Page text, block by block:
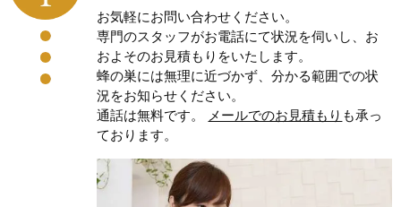
お気軽にお問い合わせください。
専門のスタッフがお電話にて状況を伺いし、お
およそのお見積もりをいたします。
蜂の巣には無理に近づかず、分かる範囲での状
況をお知らせください。
通話は無料です。
メールでのお見積もり も承っ
ております。